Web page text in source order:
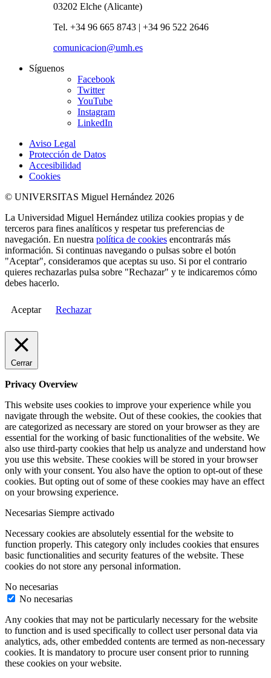
03202 Elche (Alicante)
Tel. +34 96 665 8743 | +34 96 522 2646
comunicacion@umh.es
Síguenos
Facebook
Twitter
YouTube
Instagram
LinkedIn
Aviso Legal
Protección de Datos
Accesibilidad
Cookies
© UNIVERSITAS Miguel Hernández 2026
La Universidad Miguel Hernández utiliza cookies propias y de
terceros para fines analíticos y respetar tus preferencias de
navegación. En nuestra política de cookies encontrarás más
información. Si continuas navegando o pulsas sobre el botón
"Aceptar", consideramos que aceptas su uso. Si por el contrario
quieres rechazarlas pulsa sobre "Rechazar" y te indicaremos cómo
debes hacerlo.
Aceptar Rechazar
Cerrar
Privacy Overview
This website uses cookies to improve your experience while you
navigate through the website. Out of these cookies, the cookies that
are categorized as necessary are stored on your browser as they are
essential for the working of basic functionalities of the website. We
also use third-party cookies that help us analyze and understand how
you use this website. These cookies will be stored in your browser
only with your consent. You also have the option to opt-out of these
cookies. But opting out of some of these cookies may have an effect
on your browsing experience.
Necesarias Siempre activado
Necessary cookies are absolutely essential for the website to
function properly. This category only includes cookies that ensures
basic functionalities and security features of the website. These
cookies do not store any personal information.
No necesarias
No necesarias
Any cookies that may not be particularly necessary for the website
to function and is used specifically to collect user personal data via
analytics, ads, other embedded contents are termed as non-necessary
cookies. It is mandatory to procure user consent prior to running
these cookies on your website.